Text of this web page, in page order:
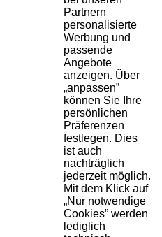
Partnern
personalisierte
Werbung und
passende
Angebote
anzeigen. Über
„anpassen”
können Sie Ihre
persönlichen
Präferenzen
festlegen. Dies
ist auch
nachträglich
jederzeit möglich.
Mit dem Klick auf
„Nur notwendige
Cookies” werden
lediglich